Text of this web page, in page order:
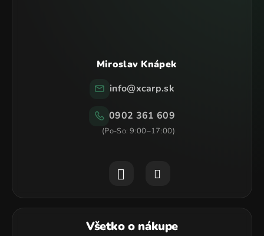
Miroslav Knápek
info@xcarp.sk
0902 361 609
Všetko o nákupe